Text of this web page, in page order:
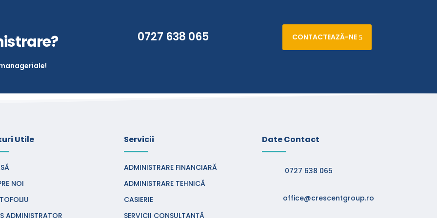
0727 638 065 CONTACTEAZĂ-NE
Utile
NOI
ADMINISTRATOR
Servicii
ADMINISTRARE FINANCIARĂ
ADMINISTRARE TEHNICĂ
CASIERIE
SERVICII CONSULTANȚĂ
Date Contact
0727 638 065
office@crescentgroup.ro